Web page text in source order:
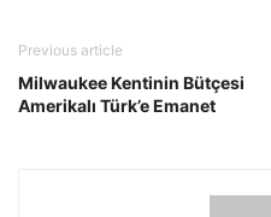
Previous article
Milwaukee Kentinin Bütçesi
Amerikalı Türk’e Emanet